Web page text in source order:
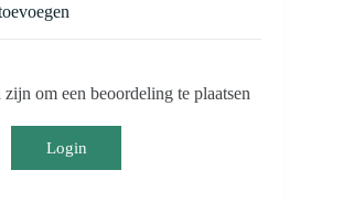
om een beoordeling te plaatsen
Login